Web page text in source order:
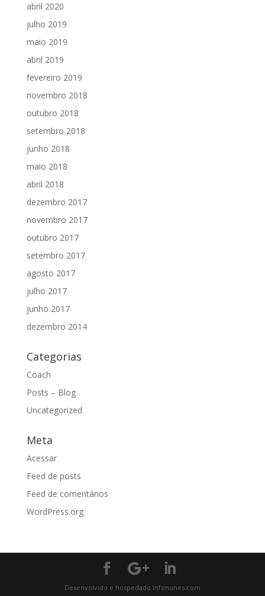
abril 2020
julho 2019
maio 2019
abril 2019
fevereiro 2019
novembro 2018
outubro 2018
setembro 2018
junho 2018
maio 2018
abril 2018
dezembro 2017
novembro 2017
outubro 2017
setembro 2017
agosto 2017
julho 2017
junho 2017
dezembro 2014
Categorias
Coach
Posts – Blog
Uncategorized
Meta
Acessar
Feed de posts
Feed de comentários
WordPress.org
Desenvolvido e hospedado Infonunes.com